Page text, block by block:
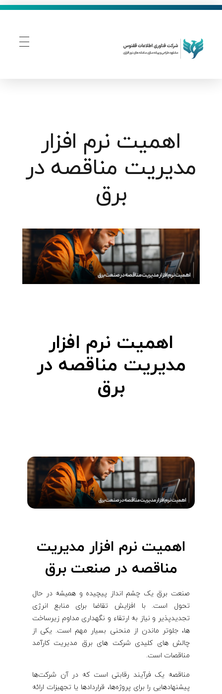
اهمیت نرم افزار
مدیریت مناقصه در
برق
اهمیت نرم افزار
مدیریت مناقصه در
برق
اهمیت نرم افزار مدیریت
مناقصه در صنعت برق
صنعت برق یک چشم انداز پیچیده و همیشه در حال
تحول است. با افزایش تقاضا برای منابع انرژی
تجدیدپذیر و نیاز به ارتقاء و نگهداری مداوم زیرساخت
ها، جلوتر ماندن از منحنی بسیار مهم است. یکی از
چالش های کلیدی شرکت های برق مدیریت کارآمد
مناقصات است.
مناقصه یک فرآیند رقابتی است که در آن شرکت‌ها
پیشنهادهایی را برای پروژه‌ها، قراردادها یا تجهیزات ارائه